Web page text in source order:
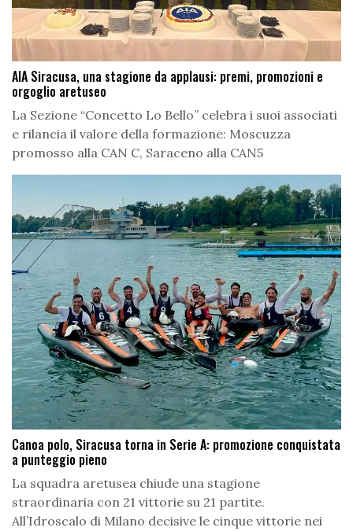
AIA Siracusa, una stagione da applausi: premi, promozioni e
orgoglio aretuseo
La Sezione “Concetto Lo Bello” celebra i suoi associati
e rilancia il valore della formazione: Moscuzza
promosso alla CAN C, Saraceno alla CAN5
Canoa polo, Siracusa torna in Serie A: promozione conquistata
a punteggio pieno
La squadra aretusea chiude una stagione
straordinaria con 21 vittorie su 21 partite.
All’Idroscalo di Milano decisive le cinque vittorie nei